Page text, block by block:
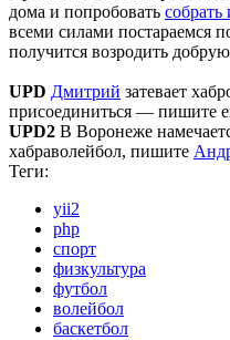
дома и попробовать собрать
всеми силами постараемся
получится возродить
UPD Дмитрий затевает
присоединиться — пишите
UPD2 В Воронеже
хабраволейбол, пишите
Теги:
yii2
php
спорт
физкультура
футбол
волейбол
баскетбол